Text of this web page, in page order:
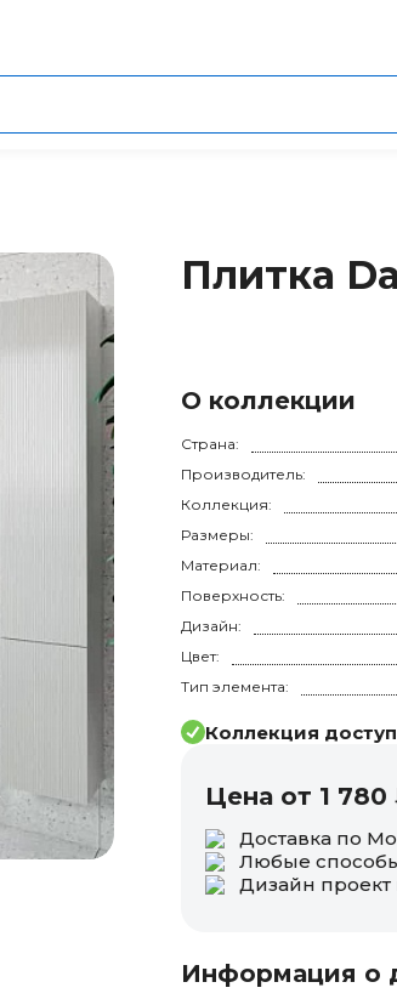
Плитка
О коллекции
Страна:
Производитель:
Коллекция:
Размеры:
Материал:
Поверхность:
Дизайн:
Цвет:
Тип элемента:
Коллекция
Цена от 1 780
Доставка по
Любые
Дизайн проект
Информация о